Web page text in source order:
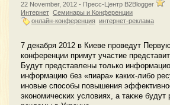
22 November, 2012 - Пресс-Центр B2Blogger
Интернет Семинары и Конференции
онлайн-конференция интернет-реклама
7 декабря 2012 в Киеве проведут
конференции примут участие
Будут представлены только
информацию без «пиара» каких-либо
иновые способы повышения
экономических условиях, а также